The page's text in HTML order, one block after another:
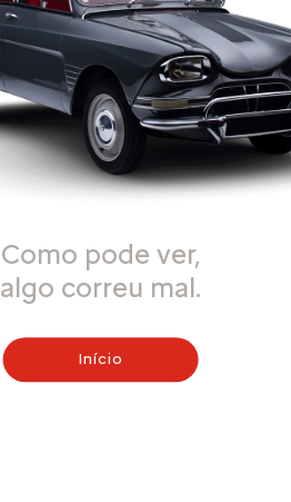
Como pode ver,
algo correu mal.
Início